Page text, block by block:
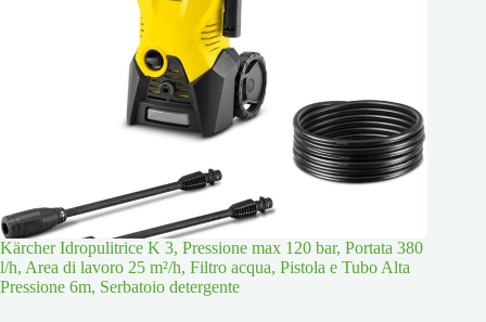
Kärcher Idropulitrice K 3, Pressione max 120 bar, Portata 380
l/h, Area di lavoro 25 m²/h, Filtro acqua, Pistola e Tubo Alta
Pressione 6m, Serbatoio detergente